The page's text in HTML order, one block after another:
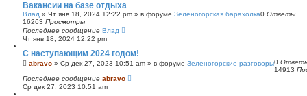
Вакансии на базе отдыха
Влад » Чт янв 18, 2024 12:22 pm » в форуме Зеленогорская барахолка0 Ответы
16263 Просмотры
Последнее сообщение Влад
Чт янв 18, 2024 12:22 pm
С наступающим 2024 годом!
abravo » Ср дек 27, 2023 10:51 am » в форуме Зеленогорские разговоры0
14913
Последнее сообщение abravo
Ср дек 27, 2023 10:51 am